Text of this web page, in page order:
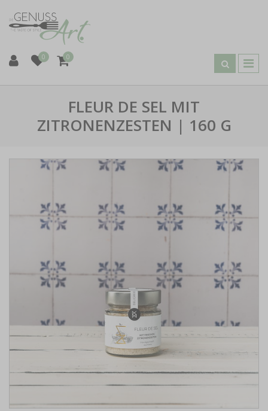
0 0
FLEUR DE SEL MIT
ZITRONENZESTEN | 160 G